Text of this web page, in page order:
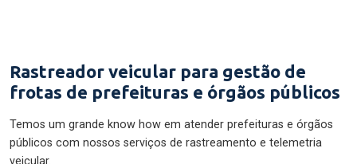
Rastreador veicular para gestão de
frotas de prefeituras e órgãos públicos
Temos um grande know how em atender prefeituras e órgãos
públicos com nossos serviços de rastreamento e telemetria
veicular.